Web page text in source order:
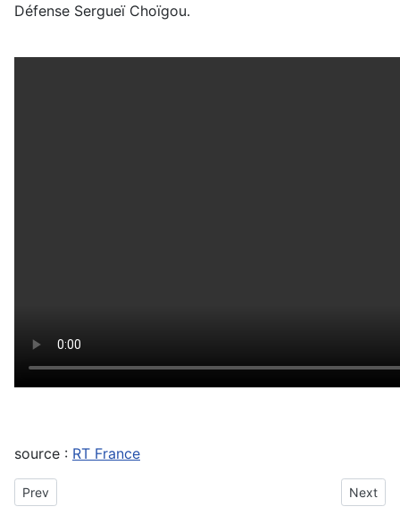
Défense Sergueï Choïgou.
source : RT France
Previous article: US rice exported to Haiti may be harmful to
Prev Next
Next